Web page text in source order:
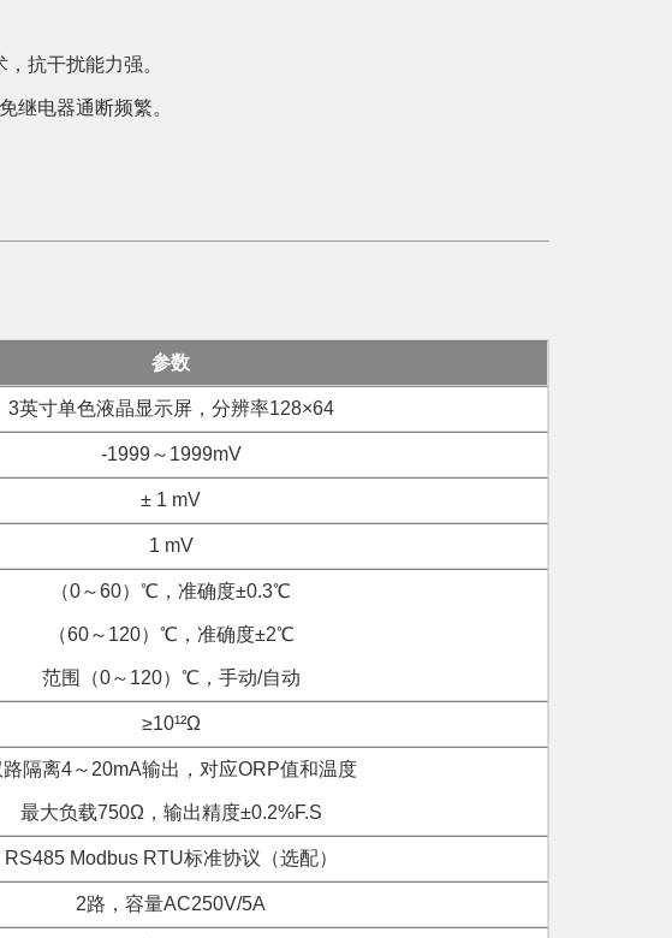
抗干扰能力强。
继电器通断频繁。
参数
3英寸单色液晶显示屏，分辨率128×64
-1999～1999mV
± 1 mV
1 mV
（0～60）℃，准确度±0.3℃
（60～120）℃，准确度±2℃
范围（0～120）℃，手动/自动
≥10¹²Ω
路隔离4～20mA输出，对应ORP值和温度
最大负载750Ω，输出精度±0.2%F.S
RS485 Modbus RTU标准协议（选配）
2路，容量AC250V/5A